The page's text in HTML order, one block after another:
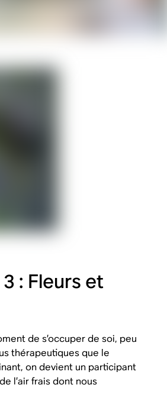
: Fleurs et
de s’occuper de soi, peu
thérapeutiques que le
on devient un participant
l’air frais dont nous